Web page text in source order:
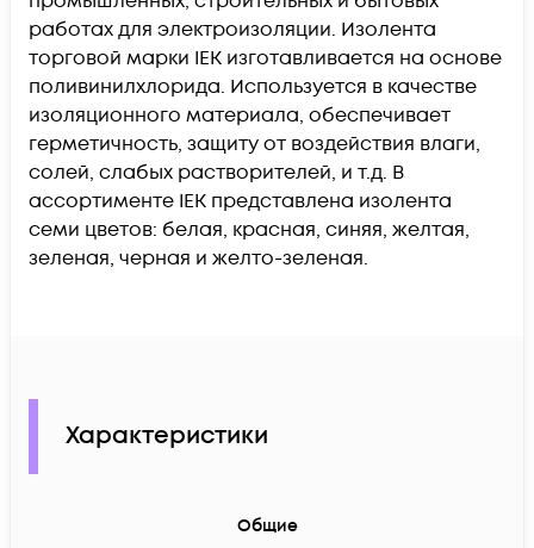
работах для электроизоляции. Изолента
торговой марки IEK изготавливается на основе
поливинилхлорида. Используется в качестве
изоляционного материала, обеспечивает
герметичность, защиту от воздействия влаги,
солей, слабых растворителей, и т.д. В
ассортименте IEK представлена изолента
семи цветов: белая, красная, синяя, желтая,
зеленая, черная и желто-зеленая.
Характеристики
Общие